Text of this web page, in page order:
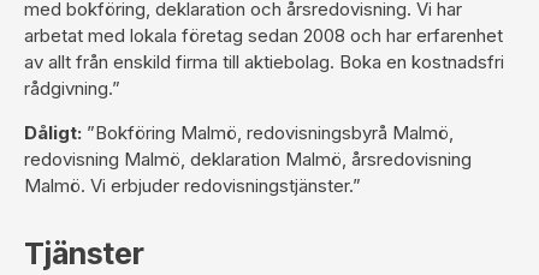
med bokföring, deklaration och årsredovisning. Vi har
arbetat med lokala företag sedan 2008 och har erfarenhet
av allt från enskild firma till aktiebolag. Boka en kostnadsfri
rådgivning.”
Dåligt: ”Bokföring Malmö, redovisningsbyrå Malmö,
redovisning Malmö, deklaration Malmö, årsredovisning
Malmö. Vi erbjuder redovisningstjänster.”
Tjänster